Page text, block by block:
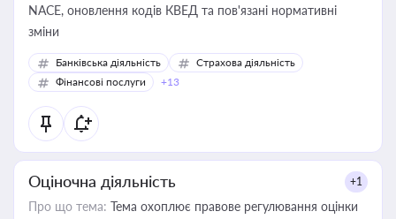
NACE, оновлення кодів КВЕД та пов'язані нормативні
зміни
Банківська діяльність
Страхова діяльність
Фінансові послуги
+13
Оціночна діяльність +1
Про що тема: Тема охоплює правове регулювання оцінки